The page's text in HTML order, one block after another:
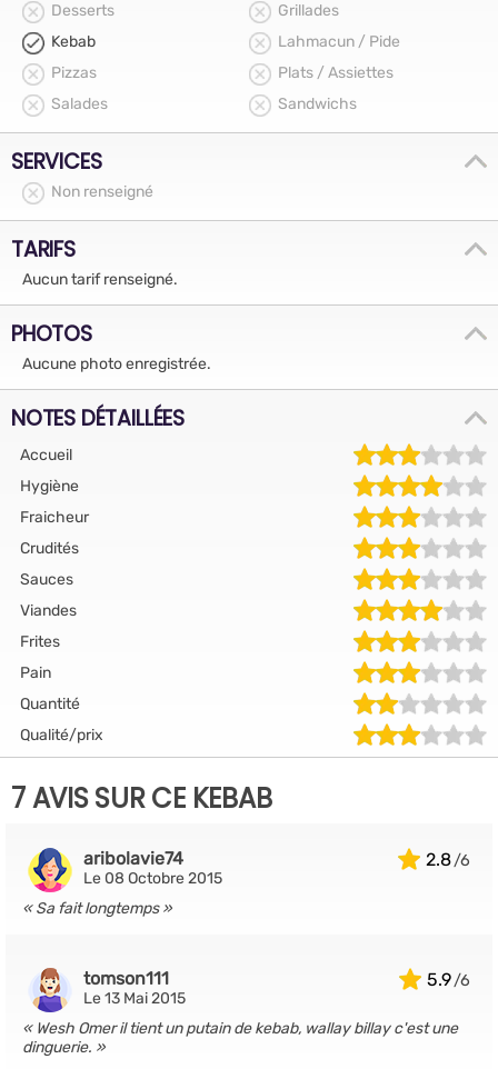
Desserts
Grillades
Kebab
Lahmacun / Pide
Pizzas
Plats / Assiettes
Salades
Sandwichs
SERVICES
Non renseigné
TARIFS
Aucun tarif renseigné.
PHOTOS
Aucune photo enregistrée.
NOTES DÉTAILLÉES
Accueil
Hygiène
Fraicheur
Crudités
Sauces
Viandes
Frites
Pain
Quantité
Qualité/prix
7 AVIS SUR CE KEBAB
2.8
aribolavie74
Le 08 Octobre 2015
Sa fait longtemps
5.9
tomson111
Le 13 Mai 2015
Wesh Omer il tient un putain de kebab, wallay billay c'est une
dinguerie.